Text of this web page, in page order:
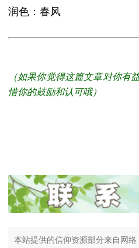
润色：春风
（如果你觉得这篇文章对你有
惜你的鼓励和认可哦）
本站提供的信仰资源部分来自网